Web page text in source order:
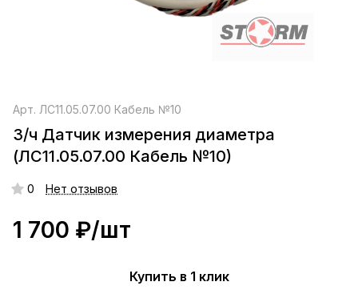
Арт. ЛС11.05.07.00 Кабель №10
З/ч Датчик измерения диаметра
(ЛС11.05.07.00 Кабель №10)
0 Нет отзывов
1 700 ₽/шт
Купить в 1 клик